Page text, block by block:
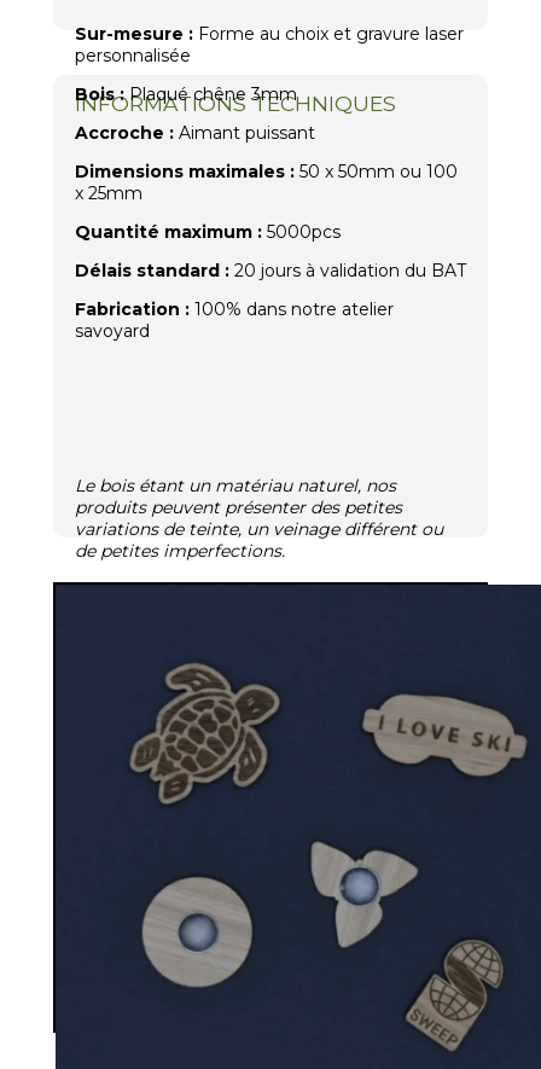
INFORMATIONS TECHNIQUES
Sur-mesure : Forme au choix et gravure laser
personnalisée
Bois :Plaqué chêne 3mm
Accroche : Aimant puissant
Dimensions maximales : 50 x 50mm ou 100
x 25mm
Quantité maximum : 5000pcs
Délais standard : 20 jours à validation du BAT
Fabrication : 100% dans notre atelier
savoyard
Le bois étant un matériau naturel, nos
produits peuvent présenter des petites
variations de teinte, un veinage différent ou
de petites imperfections.
Mais soyez certain d'avoir un produit unique